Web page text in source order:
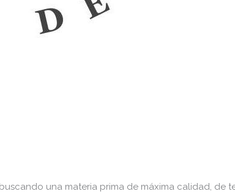
una materia prima de máxima calidad, de